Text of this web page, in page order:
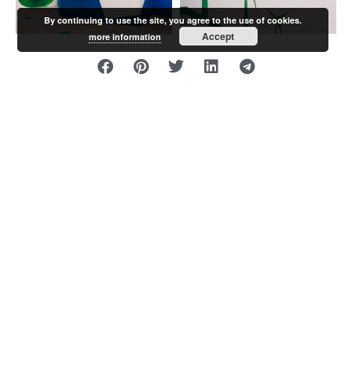
By continuing to use the site, you agree to the use of cookies.
more information
Accept